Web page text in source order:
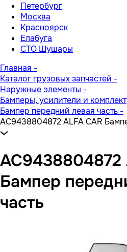
Петербург
Москва
Красноярск
Елабуга
СТО Шушары
Главная -
Каталог грузовых запчастей -
Наружные элементы -
Бамперы, усилители и
Бампер передний левая часть -
AC9438804872 ALFA CAR
AC9438804872
Бампер
часть